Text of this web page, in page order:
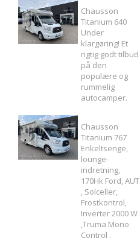
Chausson
Titanium 640
Under
klargøring! Et
rigtig godt tilbud
på den
populære og
rummelig
autocamper.
Chausson
Titanium 767
Enkeltsenge,
lounge-
indretning,
170Hk Ford, AUT
, Solceller,
Frostkontrol,
Inverter 2000 W
,Truma Mono
Control .